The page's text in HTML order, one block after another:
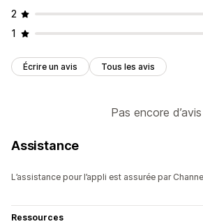
2
1
Écrire un avis Tous les avis
Pas encore d’avis
Assistance
L’assistance pour l’appli est assurée par
Ressources